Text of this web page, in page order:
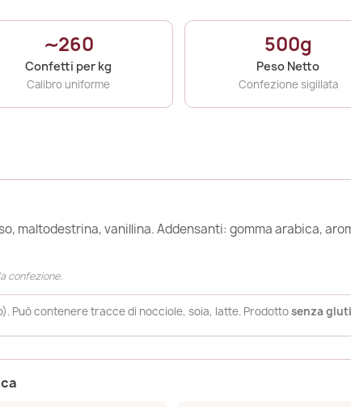
∼260
Confetti per kg
Calibro uniforme
500g
Peso Netto
Confezione sigillata
maltodestrina, vanillina. Addensanti: gomma arabica,
confezione.
Può contenere tracce di nocciole, soia, latte. Prodottosenza